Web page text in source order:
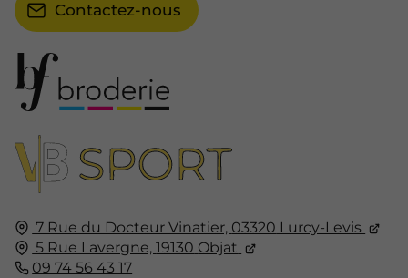
7 Rue du Docteur Vinatier, 03320 Lurcy-Levis
5 Rue Lavergne,19130 Objat
09 74 56 43 17
Contactez-nous